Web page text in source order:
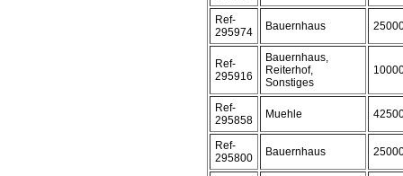
Ref-
295974
Bauernhaus
Ref-
295916
Bauernhaus,
Reiterhof,
Sonstiges
Ref-
295858
Muehle
Ref-
295800
Bauernhaus